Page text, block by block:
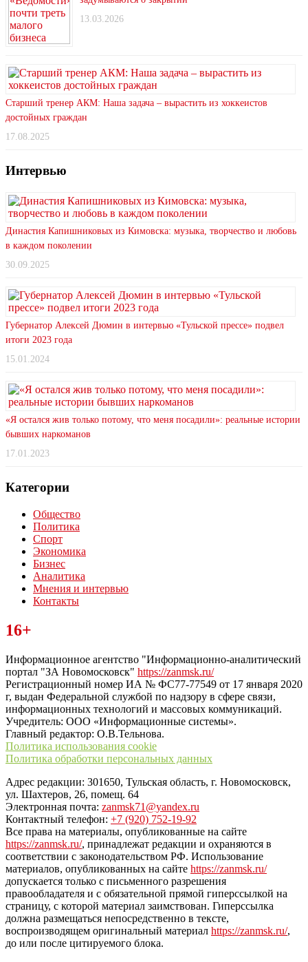
13.03.2026
Старший тренер АКМ: Наша задача – вырастить из хоккеистов
достойных граждан
17.08.2025
Интервью
Династия Капишниковых из Кимовска: музыка, творчество и любовь
в каждом поколении
30.09.2025
Губернатор Алексей Дюмин в интервью «Тульской прессе» подвел
итоги 2023 года
15.01.2024
«Я остался жив только потому, что меня посадили»: реальные истории
бывших наркоманов
17.01.2023
Категории
Общество
Политика
Спорт
Экономика
Бизнес
Аналитика
Мнения и интервью
Контакты
Читайте последние новости дня в Тульской области на сайте
“ЗаНовомосковск”
16+
Информационное агентство "Информационно-аналитический
портал "ЗА Новомосковск" https://zanmsk.ru/
Регистрационный номер ИА № ФС77-77549 от 17 января 2020
г, выдан Федеральной службой по надзору в сфере связи,
информационных технологий и массовых коммуникаций.
Учредитель: ООО «Информационные системы».
Главный редактор: О.В.Тельнова.
Политика использования cookie
Политика обработки персональных данных
Адрес редакции: 301650, Тульская область, г. Новомосковск,
ул. Шахтеров, 26, помещ. 64
Электронная почта: zanmsk71@yandex.ru
Контактный телефон: +7 (920) 752-19-92
Все права на материалы, опубликованные на сайте
https://zanmsk.ru/, принадлежат редакции и охраняются в
соответствии с законодательством РФ. Использование
материалов, опубликованных на сайте https://zanmsk.ru/
допускается только с письменного разрешения
правообладателя и с обязательной прямой гиперссылкой на
страницу, с которой материал заимствован. Гиперссылка
должна размещаться непосредственно в тексте,
воспроизводящем оригинальный материал https://zanmsk.ru/,
до или после цитируемого блока.